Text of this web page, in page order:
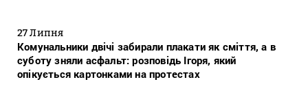
27 Липня
Комунальники двічі забирали плакати як сміття, а в
суботу зняли асфальт: розповідь Ігоря, який
опікується картонками на протестах